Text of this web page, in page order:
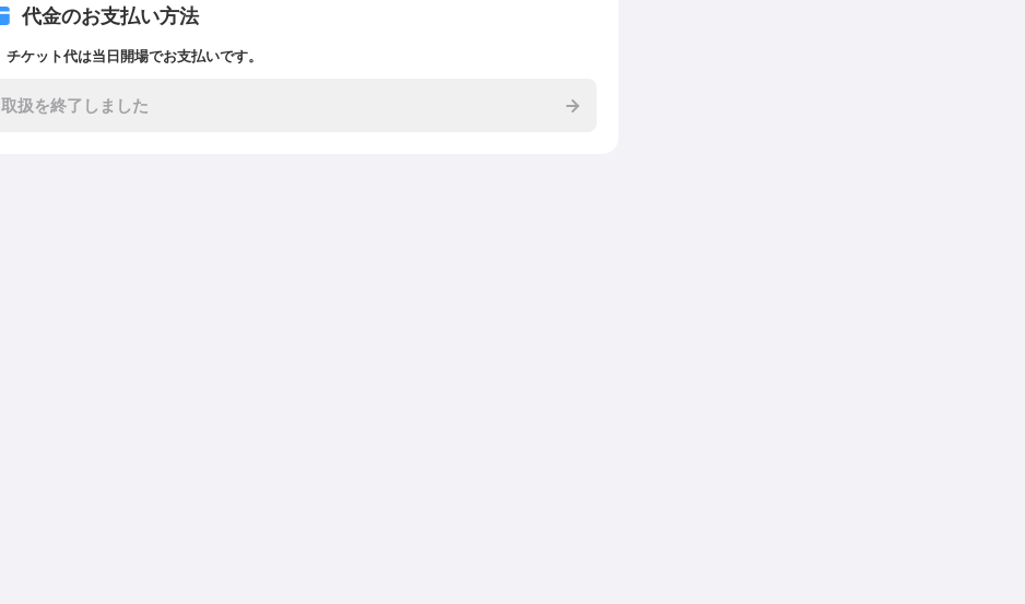
代金のお支払い方法
チケット代は当日開場でお支払いです。
取扱を終了しました